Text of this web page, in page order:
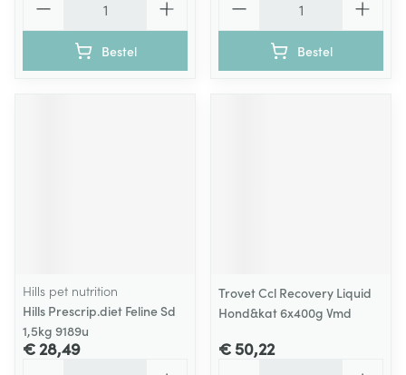
Bestel Bestel
Hills pet nutrition
Hills Prescrip.diet Feline Sd
1,5kg 9189u
€ 28,49
Trovet Ccl Recovery Liquid
Hond&kat 6x400g Vmd
€ 50,22